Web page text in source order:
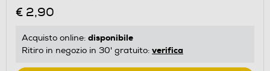
€ 2,90
Acquisto online: disponibile
Ritiro in negozio in 30' gratuito: verifica